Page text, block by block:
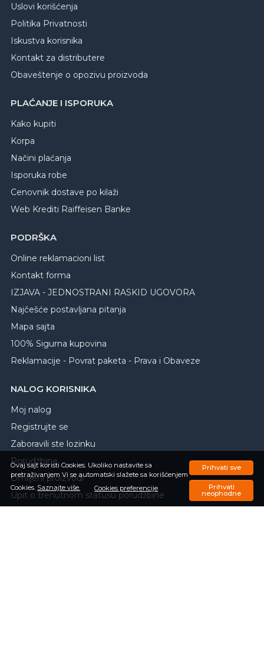
Ovaj sajt koristi Cookies. Ukoliko nastavite sa
pretraživanjem Vi se automatski slažete sa korišćenjem
Cookies. Saznajte više. Cookies preferencije
Prihvati sve
Prihvati
neophodne
Uslovi korišćenja
Politika Privatnosti
Iskustva korisnika
Kontakt za distributere
Obaveštenje o opozivu proizvoda
PLAĆANJE I ISPORUKA
Kako kupiti
Korpa
Načini plaćanja
Isporuka robe
Cenovnik dostave po kilaži
Web Krediti Raiffeisen Banke
PODRŠKA
Online reklamacioni list
Kontakt forma
IZJAVA - JEDNOSTRANI RASKID UGOVORA
Najčešće postavljana pitanja
Mapa sajta
100% Sigurna kupovina
Reklamacije - Povrat paketa - Prava i Obaveze
NALOG KORISNIKA
Moj nalog
Registrujte se
Zaboravili ste lozinku
Porudžbine
Omiljeni proizvodi
Upit o trenutnom statusu porudžbine